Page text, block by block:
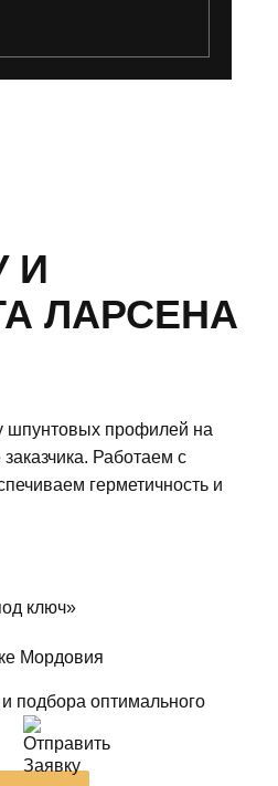
И
ЛАРСЕНА
шпунтовых профилей на
Работаем с
герметичность и
ключ»
Мордовия
подбора оптимального